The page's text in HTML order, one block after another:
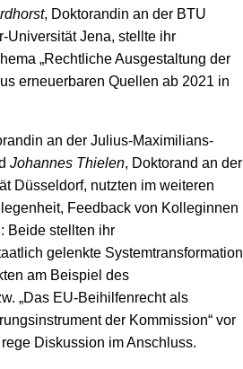
, Doktorandin an der BTU
Universität Jena, stellte ihr
„Rechtliche Ausgestaltung der
erneuerbaren Quellen ab 2021 in
an der Julius-Maximilians-
Johannes Thielen, Doktorand an der
Düsseldorf, nutzten im weiteren
Feedback von Kolleginnen
Beide stellten ihr
gelenkte Systemtransformation
am Beispiel des
„Das EU-Beihilfenrecht als
der Kommission“ vor
Diskussion im Anschluss.